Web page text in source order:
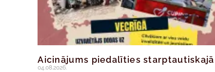
Aicinājums piedalīties
04.08.2026.